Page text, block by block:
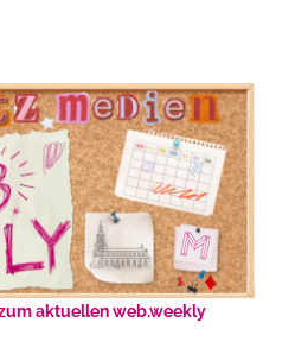
aktuellen web.weekly